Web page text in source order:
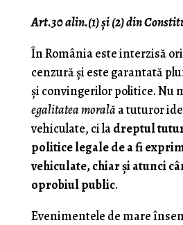
Art.30 alin.(1) şi (2) din
În România este interzisă
cenzură şi este garantată
şi convingerilor politice. Nu
egalitatea morală a tuturor
vehiculate, ci ladreptul
politice legale de a fi
vehiculate, chiar şi atunci
oprobiul public.
Evenimentele de mare